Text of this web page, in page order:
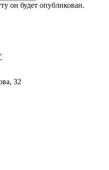
он будет опубликован.
32